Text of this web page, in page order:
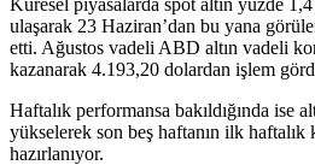
ulaşarak 23 Haziran’dan bu yana
etti. Ağustos vadeli ABD altın vadeli
kazanarak 4.193,20 dolardan işlem
Haftalık performansa bakıldığında ise
yükselerek son beş haftanın ilk haftalık
hazırlanıyor.